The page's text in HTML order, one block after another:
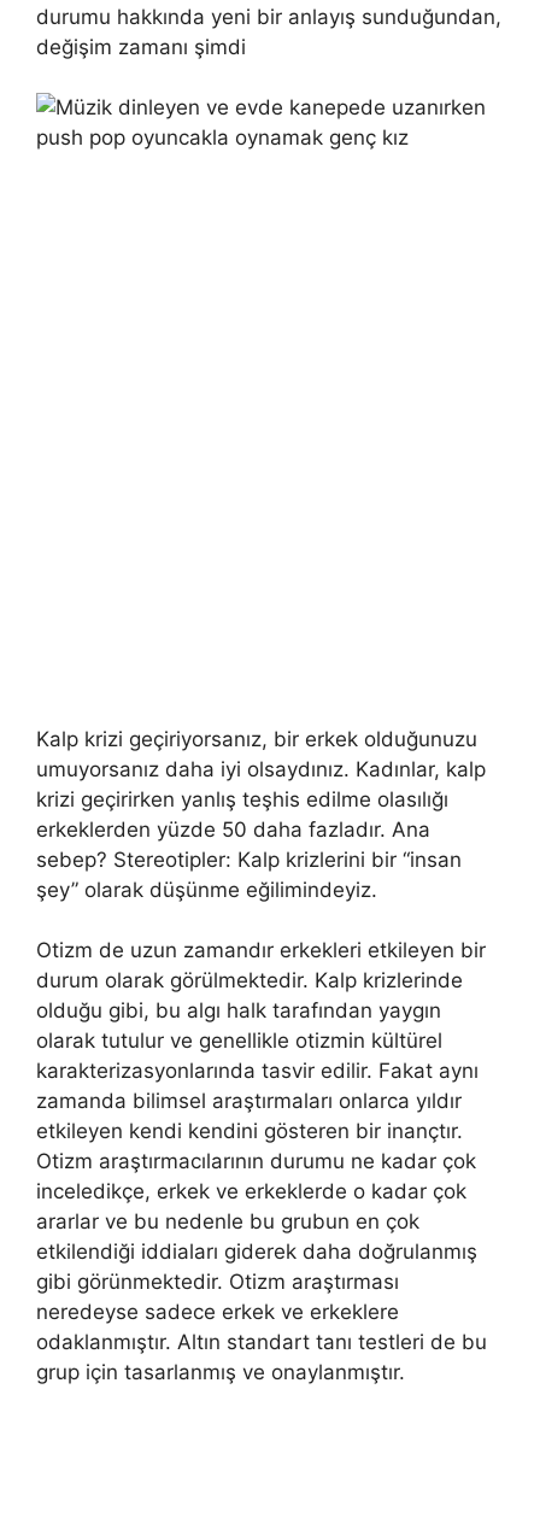
durumu hakkında yeni bir anlayış sunduğundan,
değişim zamanı şimdi
Kalp krizi geçiriyorsanız, bir erkek olduğunuzu
umuyorsanız daha iyi olsaydınız. Kadınlar, kalp
krizi geçirirken yanlış teşhis edilme olasılığı
erkeklerden yüzde 50 daha fazladır. Ana
sebep? Stereotipler: Kalp krizlerini bir “insan
şey” olarak düşünme eğilimindeyiz.
Otizm de uzun zamandır erkekleri etkileyen bir
durum olarak görülmektedir. Kalp krizlerinde
olduğu gibi, bu algı halk tarafından yaygın
olarak tutulur ve genellikle otizmin kültürel
karakterizasyonlarında tasvir edilir. Fakat aynı
zamanda bilimsel araştırmaları onlarca yıldır
etkileyen kendi kendini gösteren bir inançtır.
Otizm araştırmacılarının durumu ne kadar çok
inceledikçe, erkek ve erkeklerde o kadar çok
ararlar ve bu nedenle bu grubun en çok
etkilendiği iddiaları giderek daha doğrulanmış
gibi görünmektedir. Otizm araştırması
neredeyse sadece erkek ve erkeklere
odaklanmıştır. Altın standart tanı testleri de bu
grup için tasarlanmış ve onaylanmıştır.